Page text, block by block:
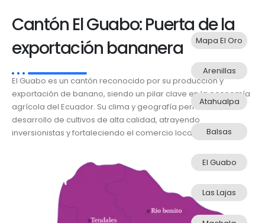
Mapa El Oro
Arenillas
Atahualpa
Balsas
El Guabo
Las Lajas
Cantón El Guabo: Puerta de la
exportación bananera
El Guabo es un cantón reconocido por su producción y
exportación de banano, siendo un pilar clave en la economía
agrícola del Ecuador. Su clima y geografía permiten el
desarrollo de cultivos de alta calidad, atrayendo
inversionistas y fortaleciendo el comercio local.